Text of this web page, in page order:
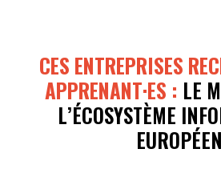
CES ENTREPRISES
APPRENANT·ES : LE
L’ÉCOSYSTÈME
EUROPÉEN